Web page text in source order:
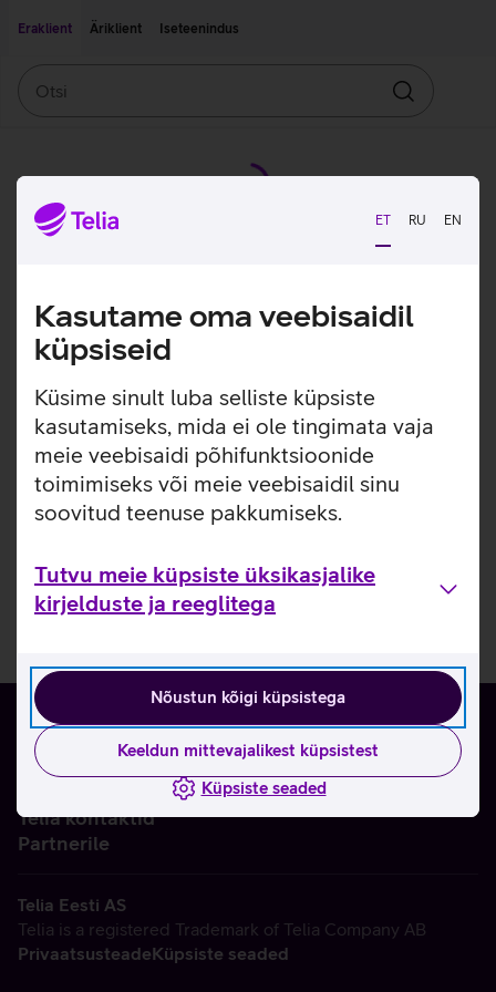
ET RU EN
Kasutame oma veebisaidil
küpsiseid
Küsime sinult luba selliste küpsiste
kasutamiseks, mida ei ole tingimata vaja
meie veebisaidi põhifunktsioonide
toimimiseks või meie veebisaidil sinu
soovitud teenuse pakkumiseks.
Tutvu meie küpsiste üksikasjalike
kirjelduste ja reeglitega
Nõustun kõigi küpsistega
Keeldun mittevajalikest küpsistest
Küpsiste seaded
Eraklient
Äriklient Iseteenindus
Otsin
Telia kontaktid
Partnerile
Telia Eesti AS
Telia is a registered Trademark of Telia Company AB
PrivaatsusteadeKüpsiste seaded